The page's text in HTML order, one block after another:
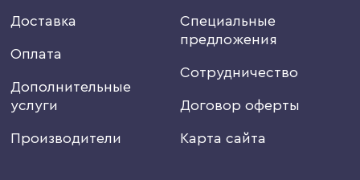
Доставка
Оплата
Дополнительные
услуги
Производители
Специальные
предложения
Сотрудничество
Договор оферты
Карта сайта